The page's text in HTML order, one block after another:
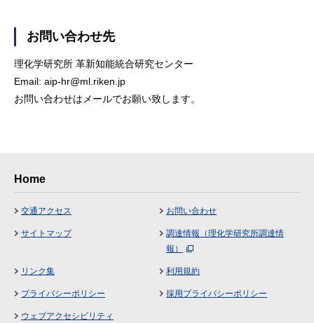
お問い合わせ先
理化学研究所 革新知能統合研究センター
Email: aip-hr@ml.riken.jp
お問い合わせはメールでお願い致します。
Home
交通アクセス お問い合わせ
サイトマップ
調達情報（理化学研究所調達情
報）
リンク集 利用規約
プライバシーポリシー 採用プライバシーポリシー
ウェブアクセシビリティ